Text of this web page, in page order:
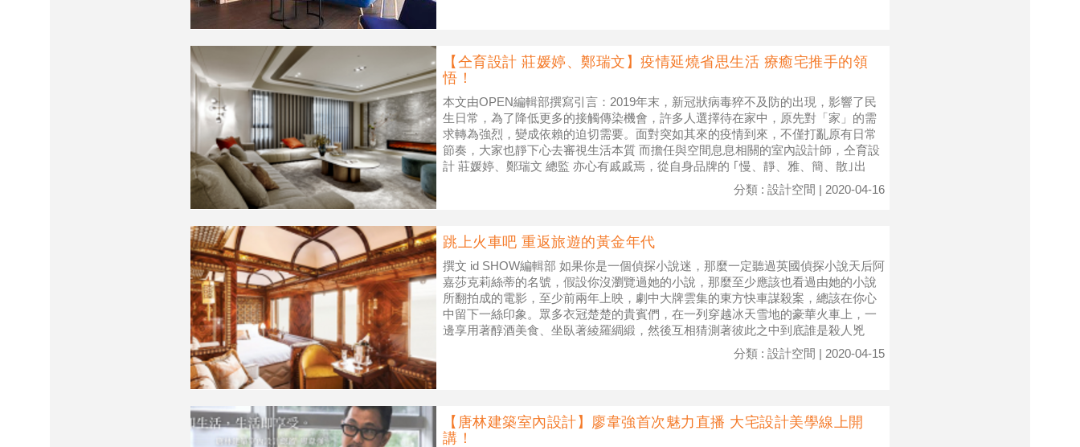
【仝育設計 莊媛婷、鄭瑞文】疫情延燒省思生活 療癒宅推手的領
悟！
本文由OPEN編輯部撰寫引言：2019年末，新冠狀病毒猝不及防的出現，影響了民
生日常，為了降低更多的接觸傳染機會，許多人選擇待在家中，原先對「家」的需
求轉為強烈，變成依賴的迫切需要。面對突如其來的疫情到來，不僅打亂原有日常
節奏，大家也靜下心去審視生活本質 而擔任與空間息息相關的室內設計師，仝育設
計 莊媛婷、鄭瑞文 總監 亦心有戚戚焉，從自身品牌的 ｢慢、靜、雅、簡、散｣出
分類 : 設計空間 | 2020-04-16
跳上火車吧 重返旅遊的黃金年代
撰文 id SHOW編輯部 如果你是一個偵探小說迷，那麼一定聽過英國偵探小說天后阿
嘉莎克莉絲蒂的名號，假設你沒瀏覽過她的小說，那麼至少應該也看過由她的小說
所翻拍成的電影，至少前兩年上映，劇中大牌雲集的東方快車謀殺案，總該在你心
中留下一絲印象。眾多衣冠楚楚的貴賓們，在一列穿越冰天雪地的豪華火車上，一
邊享用著醇酒美食、坐臥著綾羅綢緞，然後互相猜測著彼此之中到底誰是殺人兇
分類 : 設計空間 | 2020-04-15
【唐林建築室內設計】廖韋強首次魅力直播 大宅設計美學線上開
講！